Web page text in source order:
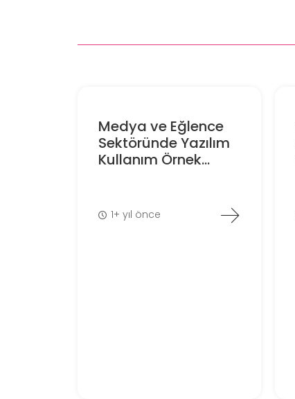
Medya ve Eğlence
Sektöründe Yazılım
Kullanım Örnek...
1+ yıl önce